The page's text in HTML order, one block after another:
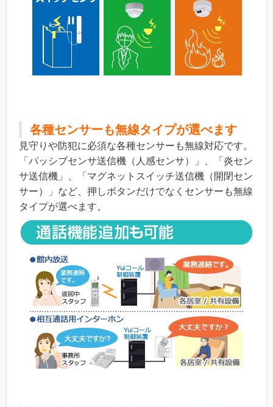
各種センサーも無線タイプが選べます
見守りや防犯に必須な各種センサーも無線対応です。
「パッシブセンサ送信機（人感センサ）」、「炎セン
サ送信機」、「マグネットスイッチ送信機（開閉セン
サー）」など、押しボタンだけでなくセンサーも無線
タイプが選べます。